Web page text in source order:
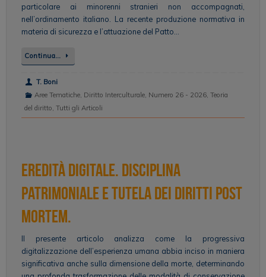
particolare ai minorenni stranieri non accompagnati,
nell’ordinamento italiano. La recente produzione normativa in
materia di sicurezza e l’attuazione del Patto…
Continua…
T. Boni
Aree Tematiche, Diritto Interculturale, Numero 26 - 2026, Teoria
del diritto, Tutti gli Articoli
Eredità digitale. Disciplina
patrimoniale e tutela dei diritti post
mortem.
Il presente articolo analizza come la progressiva
digitalizzazione dell’esperienza umana abbia inciso in maniera
significativa anche sulla dimensione della morte, determinando